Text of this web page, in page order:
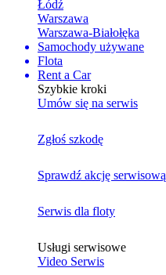
Łódź
Warszawa
Warszawa-Białołęka
Samochody używane
Flota
Rent a Car
Szybkie kroki
Umów się na serwis
Zgłoś szkodę
Sprawdź akcję serwisową
Serwis dla floty
Usługi serwisowe
Video Serwis